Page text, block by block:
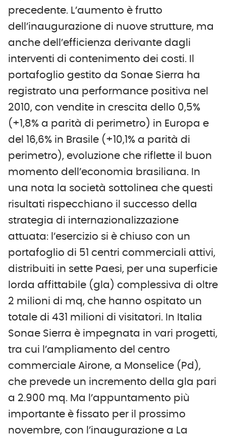
precedente. L’aumento è frutto
dell’inaugurazione di nuove strutture, ma
anche dell’efficienza derivante dagli
interventi di contenimento dei costi. Il
portafoglio gestito da Sonae Sierra ha
registrato una performance positiva nel
2010, con vendite in crescita dello 0,5%
(+1,8% a parità di perimetro) in Europa e
del 16,6% in Brasile (+10,1% a parità di
perimetro), evoluzione che riflette il buon
momento dell’economia brasiliana. In
una nota la società sottolinea che questi
risultati rispecchiano il successo della
strategia di internazionalizzazione
attuata: l’esercizio si è chiuso con un
portafoglio di 51 centri commerciali attivi,
distribuiti in sette Paesi, per una superficie
lorda affittabile (gla) complessiva di oltre
2 milioni di mq, che hanno ospitato un
totale di 431 milioni di visitatori. In Italia
Sonae Sierra è impegnata in vari progetti,
tra cui l’ampliamento del centro
commerciale Airone, a Monselice (Pd),
che prevede un incremento della gla pari
a 2.900 mq. Ma l’appuntamento più
importante è fissato per il prossimo
novembre, con l’inaugurazione a La